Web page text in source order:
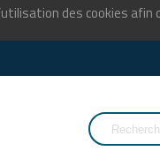
l’utilisation des cookies